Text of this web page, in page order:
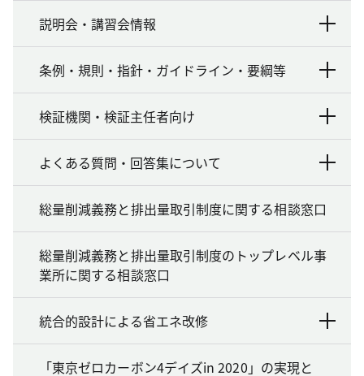
説明会・講習会情報
条例・規則・指針・ガイドライン・要綱等
検証機関・検証主任者向け
よくある質問・回答集について
総量削減義務と排出量取引制度に関する相談窓口
総量削減義務と排出量取引制度のトップレベル事
業所に関する相談窓口
統合的設計による省エネ改修
「東京ゼロカーボン4デイズin 2020」の実現と